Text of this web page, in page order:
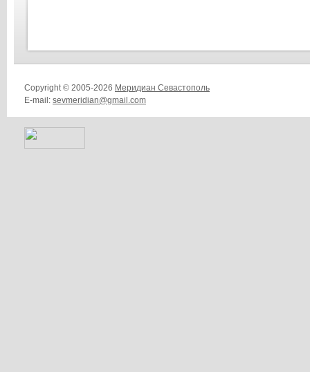
Copyright © 2005-2026 Меридиан Севастополь
E-mail: sevmeridian@gmail.com